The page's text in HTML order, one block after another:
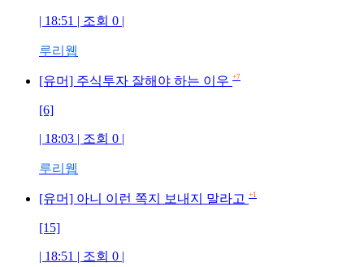
| 18:51 | 조회 0 |
루리웹
[유머] 주식투자 잘해야 하는 이우 +7
[6]
| 18:03 | 조회 0 |
루리웹
[유머] 아니 이런 쪽지 보내지 말라고 +1
[15]
| 18:51 | 조회 0 |